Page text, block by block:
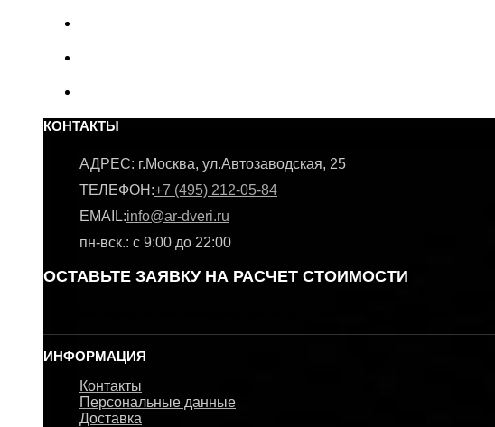
КОНТАКТЫ
АДРЕС: г.Москва, ул.Автозаводская, 25
ТЕЛЕФОН:+7 (495) 212-05-84
EMAIL:info@ar-dveri.ru
пн-вск.: с 9:00 до 22:00
ОСТАВЬТЕ ЗАЯВКУ НА РАСЧЕТ СТОИМОСТИ
ИНФОРМАЦИЯ
Контакты
Персональные данные
Доставка